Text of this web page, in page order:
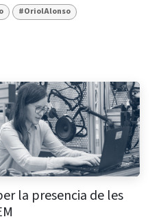
#OriolAlonso
la presencia de les